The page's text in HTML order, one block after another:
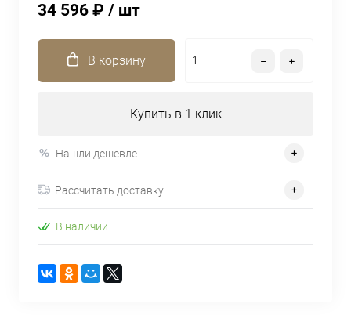
34 596 ₽ / шт
В корзину
Купить в 1 клик
Нашли дешевле
Рассчитать доставку
В наличии